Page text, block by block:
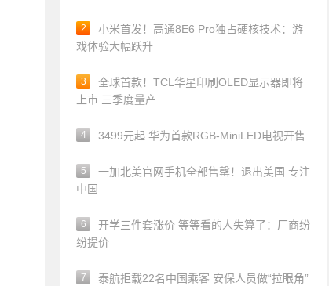
2
小米首发！高通8E6 Pro独占硬核技术：游
戏体验大幅跃升
3
全球首款！TCL华星印刷OLED显示器即将
上市 三季度量产
4 3499元起 华为首款RGB-MiniLED电视开售
5
一加北美官网手机全部售罄！退出美国 专注
中国
6
开学三件套涨价 等等看的人失算了：厂商纷
纷提价
7
泰航拒载22名中国乘客 安保人员做“拉眼角”